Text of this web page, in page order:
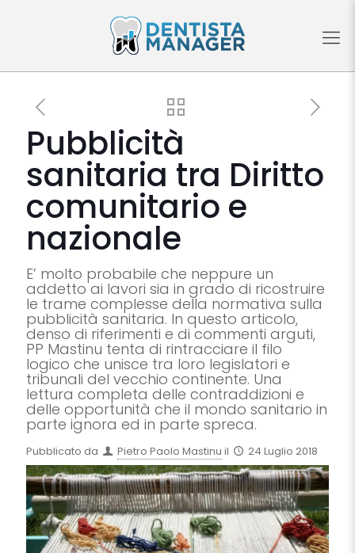
Pubblicità
sanitaria tra Diritto
comunitario e
nazionale
E’ molto probabile che neppure un
addetto ai lavori sia in grado di ricostruire
le trame complesse della normativa sulla
pubblicità sanitaria. In questo articolo,
denso di riferimenti e di commenti arguti,
PP Mastinu tenta di rintracciare il filo
logico che unisce tra loro legislatori e
tribunali del vecchio continente. Una
lettura completa delle contraddizioni e
delle opportunità che il mondo sanitario in
parte ignora ed in parte spreca.
Pubblicato da Pietro Paolo Mastinu il 24 Luglio 2018